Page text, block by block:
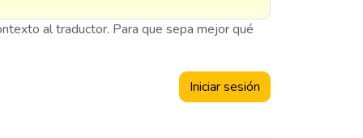
al traductor. Para que sepa mejor qué
Iniciar sesión